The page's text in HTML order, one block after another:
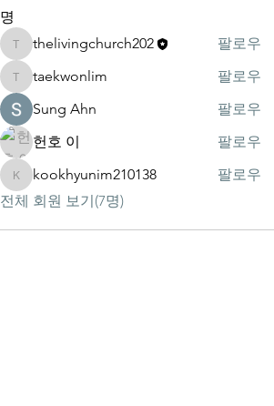
명
thelivingchurch202
thelivingchurch202 팔로우
taekwonlim
taekwonlim
팔로우
Sung Ahn
팔로우
헌호 이
팔로우
kookhyunim210138
kookhyunim210138
팔로우
전체 회원 보기(7명)